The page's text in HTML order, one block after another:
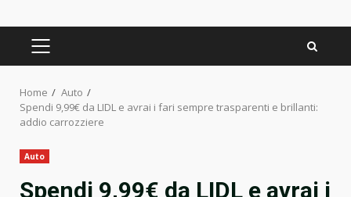
PRIMARY
Home
Auto
Spendi 9,99€ da LIDL e avrai i fari sempre trasparenti e brillanti:
addio carrozziere
Auto
Spendi 9,99€ da LIDL e avrai i